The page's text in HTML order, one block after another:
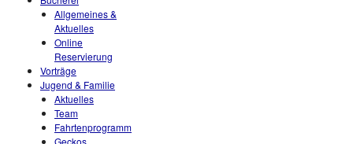
Allgemeines &
Aktuelles
Online
Reservierung
Vorträge
Jugend & Familie
Aktuelles
Team
Fahrtenprogramm
Geckos